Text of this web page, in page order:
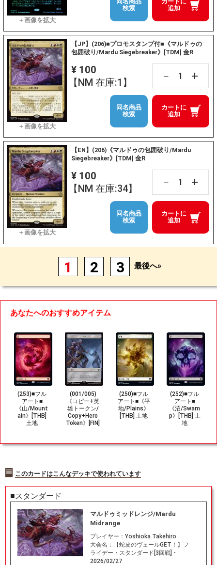
追加
検索
【JP】(206)■プロモスタンプ付■《マルドゥの
包囲破り/Mardu Siegebreaker》[TDM] 金R
¥ 100
【NM 在庫:1】
－ +
カートに
追加
同名商品
検索
【EN】(206)《マルドゥの包囲破り/Mardu
Siegebreaker》[TDM] 金R
¥ 100
【NM 在庫:34】
－ +
カートに
追加
同名商品
検索
1 2 3 最後へ»
あなたへのおすすめアイテム
(253)■フル
アート■
《山/Mount
ain》[THB]
土地
(001/005)
《コピー+英
雄トークン/
Copy+Hero
Token》[FIN]
(250)■フル
アート■《平
地/Plains》
[THB] 土地
(252)■フル
アート■
《沼/Swam
p》[THB] 土
地
このカードはこんなデッキで使われています
■スタンダード
マルドゥミッドレンジ/Mardu
Midrange
プレイヤー： Yoshioka Takehiro
大会名：
【蛇皮のヴェールGET！】フ
ライデー・スタンダード[3回戦] -
2026/02/27